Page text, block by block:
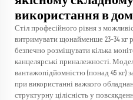
використання в
Стіл професійного рівня з
витримувати щонайменше 23–34 кг
безпечно розміщувати кілька
канцелярські приналежності.
вантажопідйомністю (понад 45 кг)
при використанні важкого
структурну цілісність у